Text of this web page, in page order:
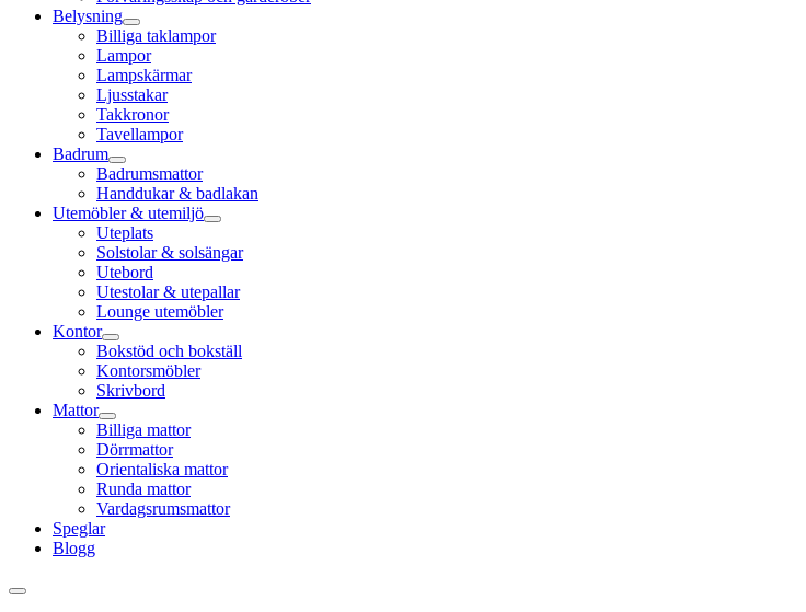
Belysning
Billiga taklampor
Lampor
Lampskärmar
Ljusstakar
Takkronor
Tavellampor
Badrum
Badrumsmattor
Handdukar & badlakan
Utemöbler & utemiljö
Uteplats
Solstolar & solsängar
Utebord
Utestolar & utepallar
Lounge utemöbler
Kontor
Bokstöd och bokställ
Kontorsmöbler
Skrivbord
Mattor
Billiga mattor
Dörrmattor
Orientaliska mattor
Runda mattor
Vardagsrumsmattor
Speglar
Blogg